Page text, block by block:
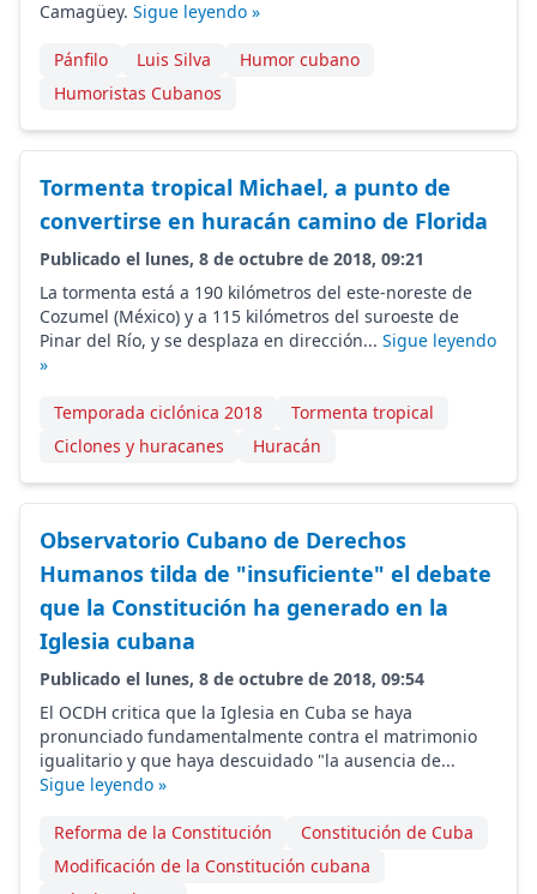
Camagüey. Sigue leyendo »
Pánfilo Luis Silva
Humor cubano
Humoristas Cubanos
Tormenta tropical Michael, a punto de
convertirse en huracán camino de Florida
Publicado el lunes, 8 de octubre de 2018, 09:21
La tormenta está a 190 kilómetros del este-noreste de
Cozumel (México) y a 115 kilómetros del suroeste de
Pinar del Río, y se desplaza en dirección... Sigue leyendo
»
Temporada ciclónica 2018
Tormenta tropical
Ciclones y huracanes
Huracán
Observatorio Cubano de Derechos
Humanos tilda de "insuficiente" el debate
que la Constitución ha generado en la
Iglesia cubana
Publicado el lunes, 8 de octubre de 2018, 09:54
El OCDH critica que la Iglesia en Cuba se haya
pronunciado fundamentalmente contra el matrimonio
igualitario y que haya descuidado "la ausencia de...
Sigue leyendo »
Reforma de la Constitución
Constitución de Cuba
Modificación de la Constitución cubana